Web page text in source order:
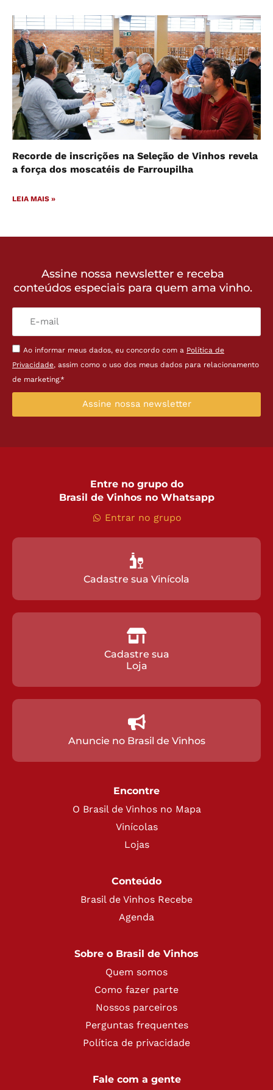
Recorde de inscrições na Seleção de Vinhos revela
a força dos moscatéis de Farroupilha
LEIA MAIS »
Assine nossa newsletter e receba
conteúdos especiais para quem ama vinho.
Ao informar meus dados, eu concordo com a Política de
Privacidade, assim como o uso dos meus dados para relacionamento
de marketing.*
Assine nossa newsletter
Entre no grupo do
Brasil de Vinhos no Whatsapp
Entrar no grupo
Cadastre sua Vinícola
Cadastre sua
Loja
Anuncie no Brasil de Vinhos
Encontre
O Brasil de Vinhos no Mapa
Vinícolas
Lojas
Conteúdo
Brasil de Vinhos Recebe
Agenda
Sobre o Brasil de Vinhos
Quem somos
Como fazer parte
Nossos parceiros
Perguntas frequentes
Política de privacidade
Fale com a gente